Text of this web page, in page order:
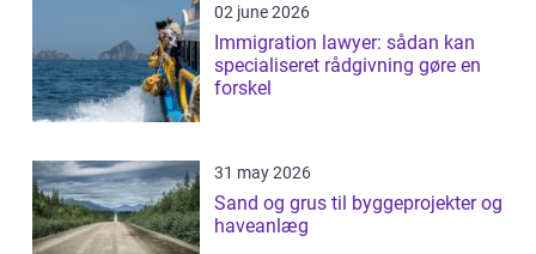
02 june 2026
Immigration lawyer: sådan kan
specialiseret rådgivning gøre en
forskel
31 may 2026
Sand og grus til byggeprojekter og
haveanlæg